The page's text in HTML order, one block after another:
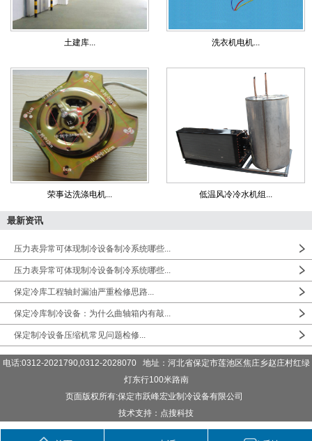
土建库... 洗衣机电机...
荣事达洗涤电机... 低温风冷冷水机组...
最新资讯
压力表异常可体现制冷设备制冷系统哪些...
压力表异常可体现制冷设备制冷系统哪些...
保定冷库工程轴封漏油严重检修思路...
保定冷库制冷设备：为什么曲轴箱内有敲...
保定制冷设备压缩机常见问题检修...
电话:0312-2021790,0312-2028070 地址：河北省保定市莲池区焦庄乡赵庄村红绿
灯东行100米路南
页面版权所有:保定市跃峰宏业制冷设备有限公司
技术支持：点搜科技